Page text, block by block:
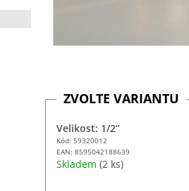
Kód: 59320012
EAN: 8595042188639
Velikost: 1/2”
Skladem (2 ks)